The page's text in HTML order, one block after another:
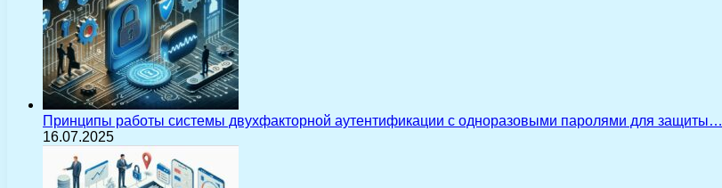
Принципы работы системы двухфакторной аутентификации с одноразовыми паролями для защиты…
16.07.2025